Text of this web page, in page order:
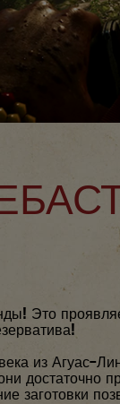
Это
из Агуас-
достаточно
заготовки